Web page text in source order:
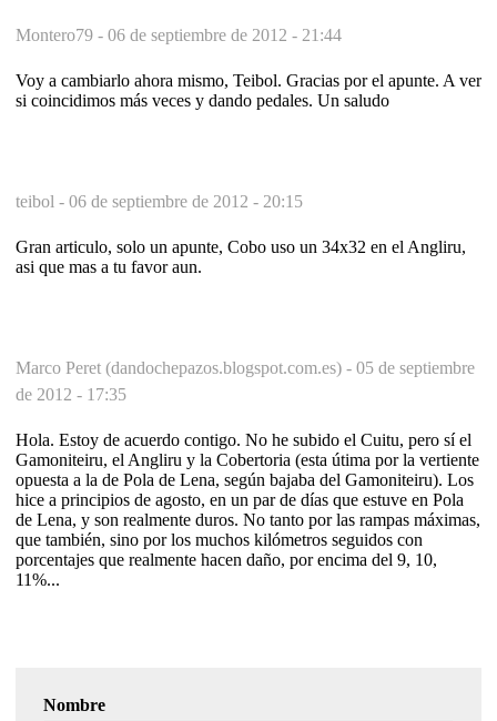
Montero79 - 06 de septiembre de 2012 - 21:44
Voy a cambiarlo ahora mismo, Teibol. Gracias por el apunte. A ver
si coincidimos más veces y dando pedales. Un saludo
teibol - 06 de septiembre de 2012 - 20:15
Gran articulo, solo un apunte, Cobo uso un 34x32 en el Angliru,
asi que mas a tu favor aun.
Marco Peret (dandochepazos.blogspot.com.es) - 05 de septiembre
de 2012 - 17:35
Hola. Estoy de acuerdo contigo. No he subido el Cuitu, pero sí el
Gamoniteiru, el Angliru y la Cobertoria (esta útima por la vertiente
opuesta a la de Pola de Lena, según bajaba del Gamoniteiru). Los
hice a principios de agosto, en un par de días que estuve en Pola
de Lena, y son realmente duros. No tanto por las rampas máximas,
que también, sino por los muchos kilómetros seguidos con
porcentajes que realmente hacen daño, por encima del 9, 10,
11%...
Nombre